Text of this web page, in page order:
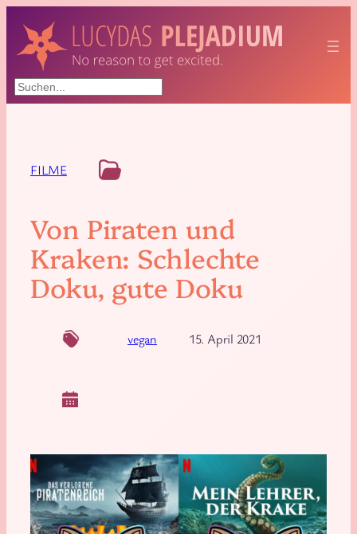
Suchen
FILME
Von Piraten und
Kraken: Schlechte
Doku, gute Doku
15. April 2021
vegan